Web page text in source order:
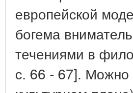
европейской
богема
течениями в
с. 66 - 67]. Можно